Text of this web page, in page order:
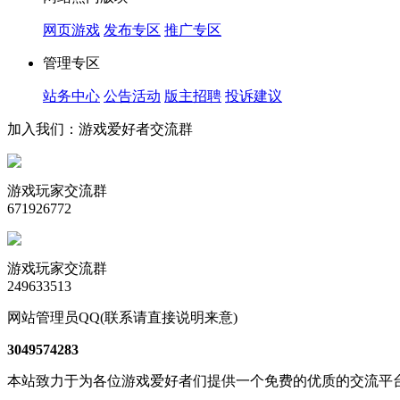
网页游戏 发布专区 推广专区
管理专区
站务中心 公告活动 版主招聘 投诉建议
加入我们：游戏爱好者交流群
游戏玩家交流群
671926772
游戏玩家交流群
249633513
网站管理员QQ(联系请直接说明来意)
3049574283
本站致力于为各位游戏爱好者们提供一个免费的优质的交流平